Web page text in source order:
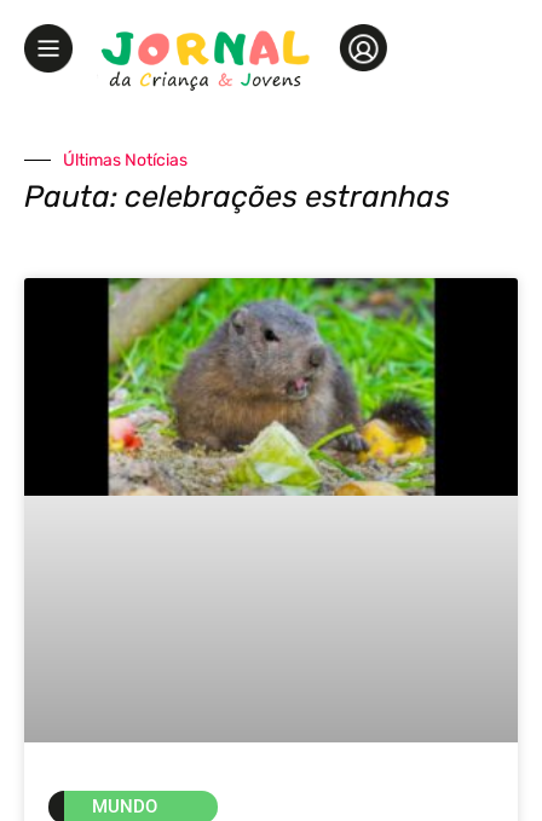
Últimas Notícias
Pauta: celebrações estranhas
MUNDO